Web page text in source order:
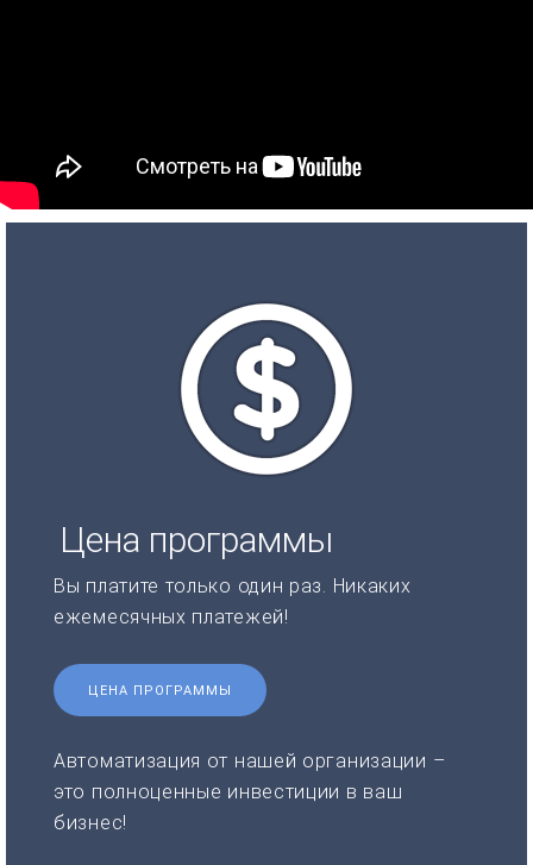
Цена программы
Вы платите только один раз. Никаких
ежемесячных платежей!
ЦЕНА ПРОГРАММЫ
Автоматизация от нашей организации –
это полноценные инвестиции в ваш
бизнес!